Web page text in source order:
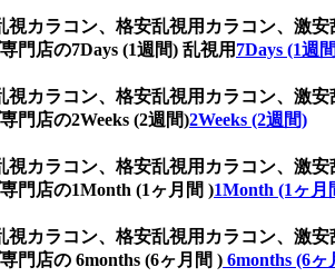
カラコン、格安乱視用カラコン、激
門店の7Days (1週間) 乱視用 7Days (1週
カラコン、格安乱視用カラコン、激
門店の2Weeks (2週間)2Weeks (2週間)
カラコン、格安乱視用カラコン、激
門店の1Month (1ヶ月間 )1Month (1ヶ月
カラコン、格安乱視用カラコン、激
門店の 6months (6ヶ月間 ) 6months (6ヶ